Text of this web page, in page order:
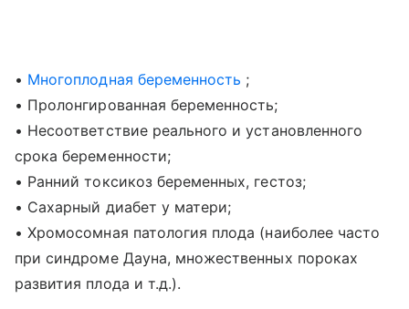
• Многоплодная беременность ;
• Пролонгированная беременность;
• Несоответствие реального и установленного
срока беременности;
• Ранний токсикоз беременных, гестоз;
• Сахарный диабет у матери;
• Хромосомная патология плода (наиболее часто
при синдроме Дауна, множественных пороках
развития плода и т.д.).